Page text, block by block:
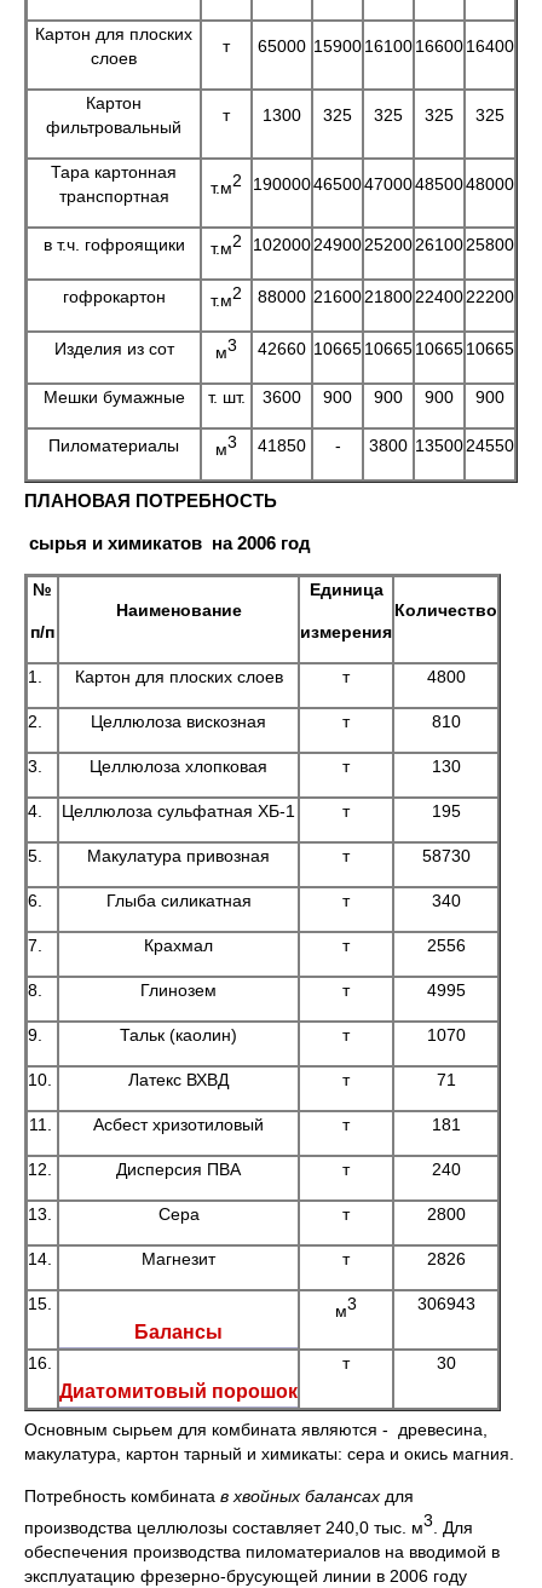
Картон для плоских
слоев
т 65000 15900161001660016400
Картон
фильтровальный
т 1300 325 325 325 325
Тара картонная
транспортная
т.м2 19000046500470004850048000
в т.ч. гофроящики т.м2 10200024900252002610025800
гофрокартон т.м2 88000 21600218002240022200
Изделия из сот м3 42660 10665106651066510665
Мешки бумажные т. шт. 3600 900 900 900 900
Пиломатериалы м3 41850 - 3800 1350024550
ПЛАНОВАЯ ПОТРЕБНОСТЬ
сырья и химикатов на 2006 год
№
п/п
Наименование
Единица
измерения
Количество
1. Картон для плоских слоев т 4800
2. Целлюлоза вискозная т 810
3. Целлюлоза хлопковая т 130
4. Целлюлоза сульфатная ХБ-1 т 195
5. Макулатура привозная т 58730
6. Глыба силикатная т 340
7. Крахмал т 2556
8. Глинозем т 4995
9. Тальк (каолин) т 1070
10. Латекс ВХВД т 71
11. Асбест хризотиловый т 181
12. Дисперсия ПВА т 240
13. Сера т 2800
14. Магнезит т 2826
15.
Балансы
м3 306943
16.
Диатомитовый порошок
т 30
Основным сырьем для комбината являются - древесина,
макулатура, картон тарный и химикаты: сера и окись магния.
Потребность комбината в хвойных балансах для
производства целлюлозы составляет 240,0 тыс. м3 . Для
обеспечения производства пиломатериалов на вводимой в
эксплуатацию фрезерно-брусующей линии в 2006 году